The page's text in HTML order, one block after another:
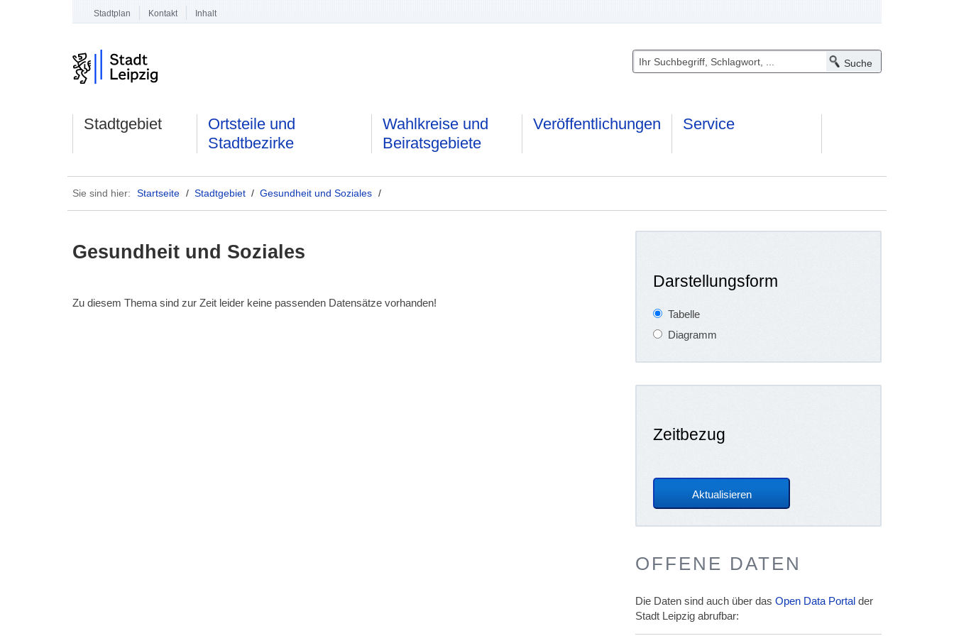
Stadtplan Kontakt Inhalt
Stadtgebiet
Ortsteile und
Stadtbezirke
Wahlkreise und
Beiratsgebiete
Veröffentlichungen Service
Sie sind hier: Startseite / Stadtgebiet /Gesundheit und Soziales /
Gesundheit und Soziales
Zu diesem Thema sind zur Zeit leider keine passenden Datensätze vorhanden!
Darstellungsform
Tabelle
Diagramm
Zeitbezug
OFFENE DATEN
Die Daten sind auch über dasOpen Data Portal der
Stadt Leipzig abrufbar: